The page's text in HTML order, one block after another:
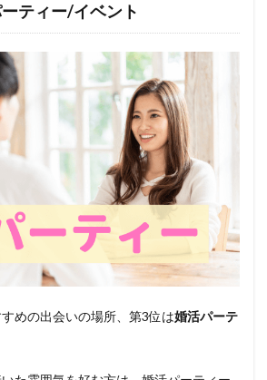
ティー/イベント
めの出会いの場所、第3位は婚活パーテ